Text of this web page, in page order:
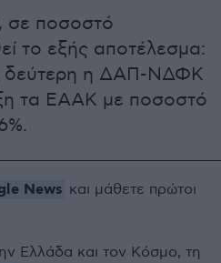
σε ποσοστό
το εξής αποτέλεσμα:
δεύτερη η ΔΑΠ-ΝΔΦΚ
τα ΕΑΑΚ με ποσοστό
News και μάθετε πρώτοι
Ελλάδα και τον Κόσμο, τη